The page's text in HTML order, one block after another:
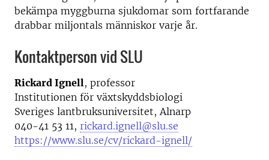
bekämpa myggburna sjukdomar som fortfarande
drabbar miljontals människor varje år.
Kontaktperson vid SLU
Rickard Ignell, professor
Institutionen för växtskyddsbiologi
Sveriges lantbruksuniversitet, Alnarp
040-41 53 11, rickard.ignell@slu.se
https://www.slu.se/cv/rickard-ignell/